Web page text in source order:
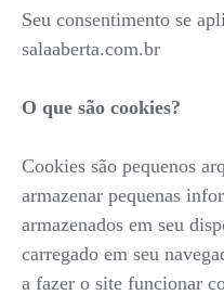
Seu consentimento se
salaaberta.com.br
O que são cookies?
Cookies são pequenos
armazenar pequenas
armazenados em seu
carregado em seu
a fazer o site funcionar